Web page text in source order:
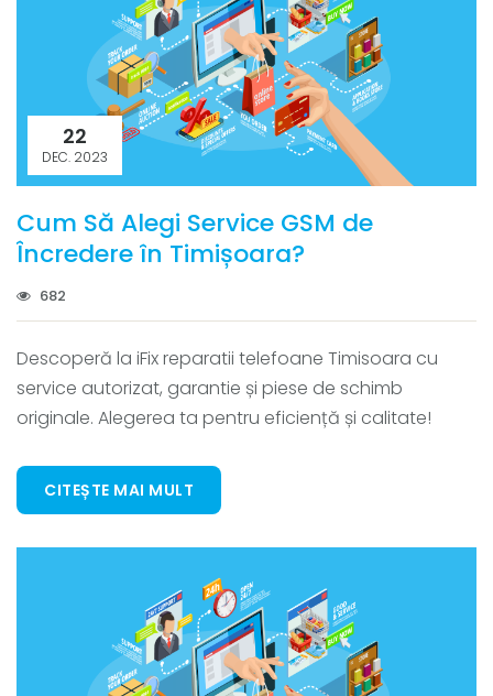
22
DEC. 2023
Cum Să Alegi Service GSM de
Încredere în Timișoara?
682
Descoperă la iFix reparatii telefoane Timisoara cu
service autorizat, garantie și piese de schimb
originale. Alegerea ta pentru eficiență și calitate!
CITEȘTE MAI MULT